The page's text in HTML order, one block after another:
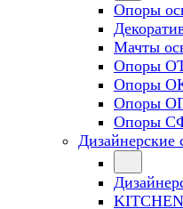
Опоры
Мачты
Опоры
Опоры
Опоры
Опоры
Дизайнерские